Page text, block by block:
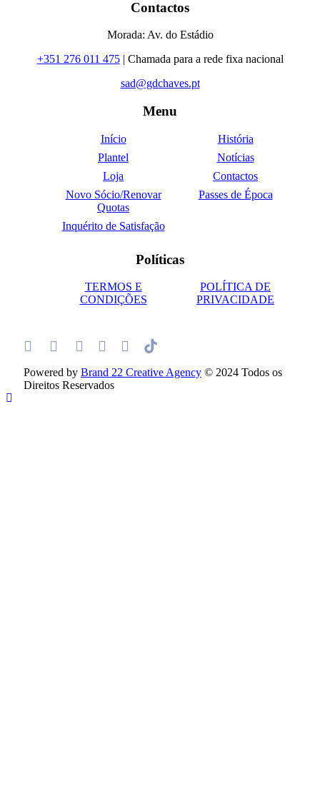
Contactos
Morada: Av. do Estádio
+351 276 011 475| Chamada para a rede fixa nacional
sad@gdchaves.pt
Menu
Início
História
Plantel
Notícias
Loja
Contactos
Novo Sócio/Renovar
Quotas
Passes de Época
Inquérito de Satisfação
Políticas
TERMOS E
CONDIÇÕES
POLÍTICA DE
PRIVACIDADE
Powered by Brand 22 Creative Agency © 2024 Todos os
Direitos Reservados